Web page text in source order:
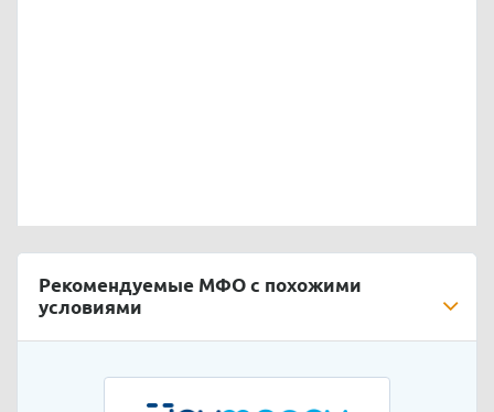
Рекомендуемые МФО с похожими
условиями